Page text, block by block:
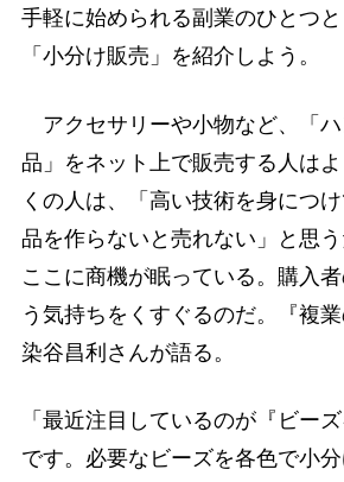
手軽に始められる副業のひとつ
「小分け販売」を紹介しよう。
アクセサリーや小物など、「
品」をネット上で販売する人は
くの人は、「高い技術を身につ
品を作らないと売れない」と思う
ここに商機が眠っている。購入者
う気持ちをくすぐるのだ。『複
染谷昌利さんが語る。
「最近注目しているのが『ビー
です。必要なビーズを各色で小